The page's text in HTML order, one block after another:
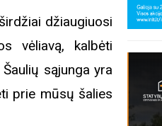
džiaugiuosi
vėliavą, kalbėti
sąjunga yra
prie mūsų šalies